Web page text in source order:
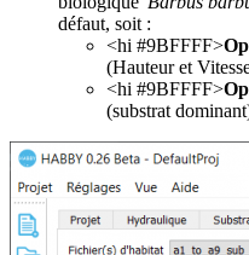
défaut, soit :
<hi #9BFFFF>
(Hauteur et
<hi #9BFFFF>
(substrat